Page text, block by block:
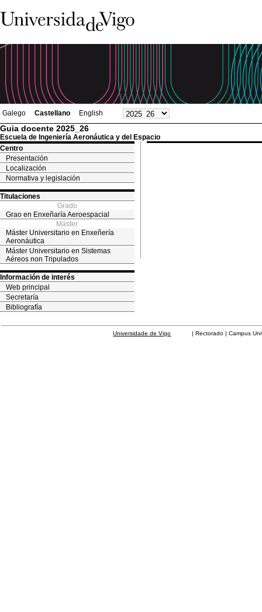
Galego Castellano English
Guia docente 2025_26
Escuela de Ingeniería Aeronáutica y del Espacio
Centro
Presentación
Localización
Normativa y legislación
Titulaciones
Grado
Grao en Enxeñaría Aeroespacial
Máster
Máster Universitario en Enxeñería
Aeronáutica
Máster Universitario en Sistemas
Aéreos non Tripulados
Información de interés
Web principal
Secretaría
Bibliografía
Universidade de Vigo | Rectorado | Campus